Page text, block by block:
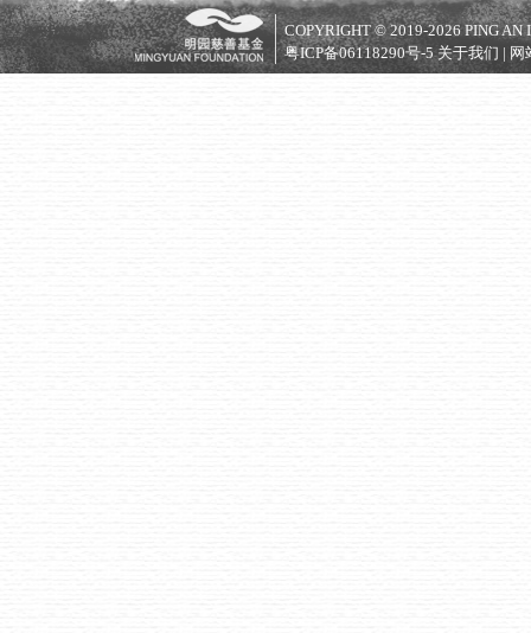
COPYRIGHT © 2019-2026 PING AN
粤ICP备06118290号-5 关于我们 | 网